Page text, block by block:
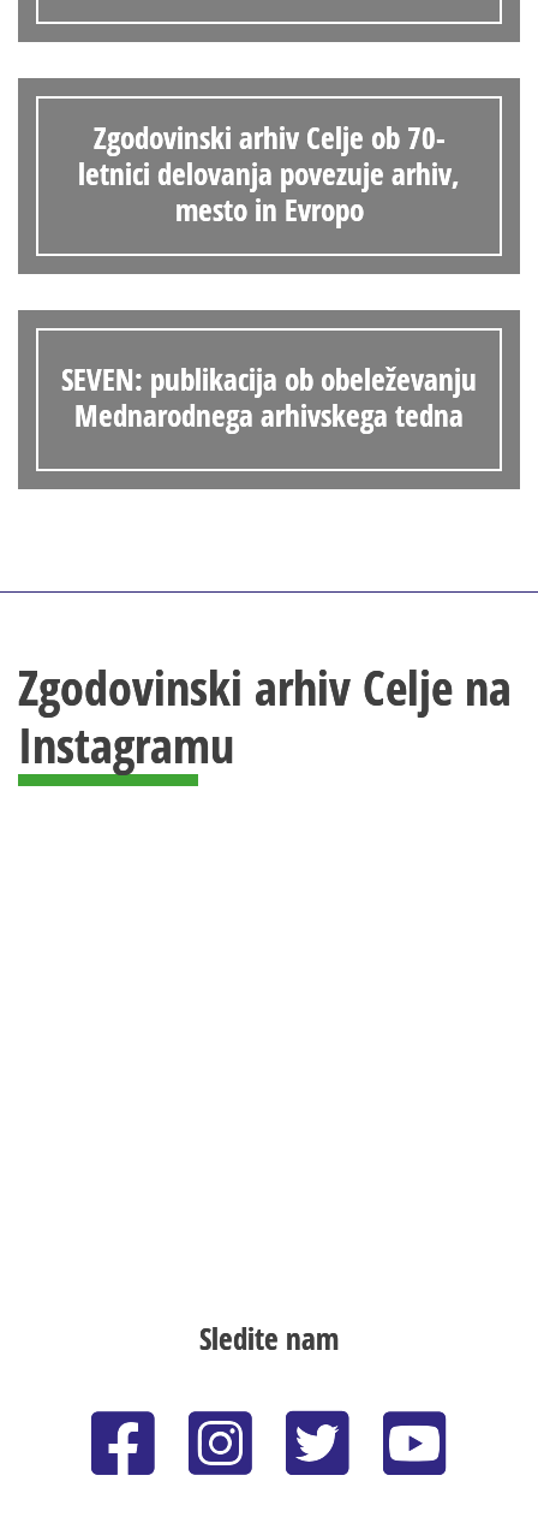
Zgodovinski arhiv Celje ob 70-
letnici delovanja povezuje arhiv,
mesto in Evropo
SEVEN: publikacija ob obeleževanju
Mednarodnega arhivskega tedna
Zgodovinski arhiv Celje na
Instagramu
Sledite nam